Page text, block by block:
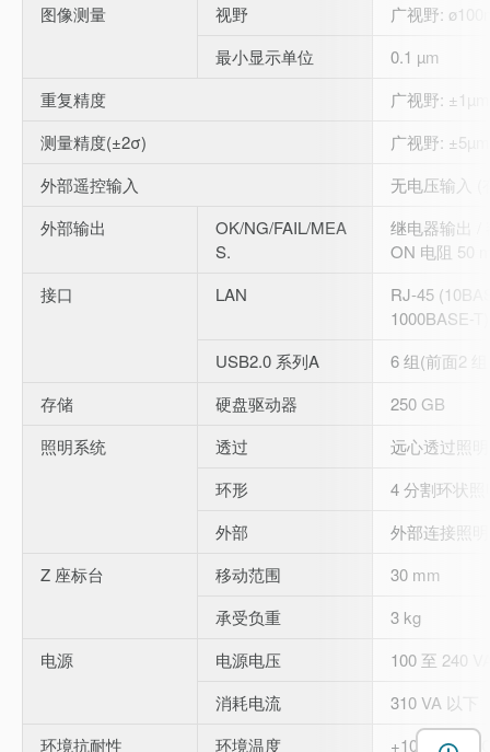
图像测量
视野
广视野:
最小显示单位
0.1 µm
重复精度
广视野: ±1µm
测量精度(±2σ)
广视野: ±5µm
外部遥控输入
无电压输入 (
外部输出
OK/NG/FAIL/MEA
S.
继电器输出 /
ON 电阻 50
接口
LAN
RJ-45
1000BASE-T)
USB2.0 系列A
6 组(前面2
存储
硬盘驱动器
250 GB
照明系统
透过
远心透过照
环形
4 分割环状
外部
外部连接照明
Z 座标台
移动范围
30 mm
承受负重
3 kg
电源
电源电压
100 至 240
消耗电流
310 VA 以下
环境抗耐性
环境温度 +10 至 +35